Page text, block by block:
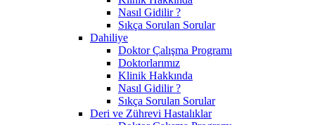
Nasıl Gidilir ?
Sıkça Sorulan Sorular
Dahiliye
Doktor Çalışma Programı
Doktorlarımız
Klinik Hakkında
Nasıl Gidilir ?
Sıkça Sorulan Sorular
Deri ve Zührevi Hastalıklar